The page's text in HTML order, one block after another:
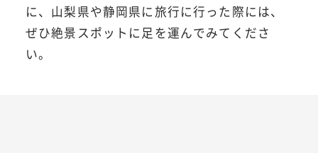
に、山梨県や静岡県に旅行に行った際には、
ぜひ絶景スポットに足を運んでみてくださ
い。